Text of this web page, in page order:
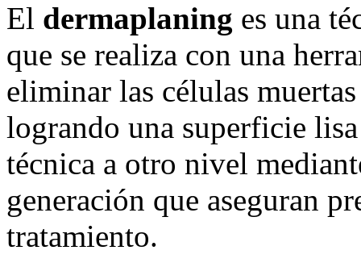
El dermaplaning es una
que se realiza con una
eliminar las células
logrando una superficie
técnica a otro nivel
generación que aseguran
tratamiento.